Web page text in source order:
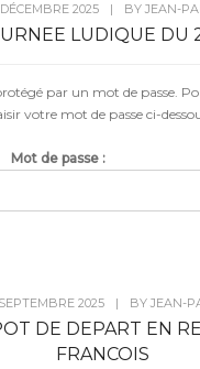
2025 | BY JEAN-
LUDIQUE DU
par un mot de passe.
votre mot de passe ci-
Mot de passe :
2025 | BY JEAN-
DE DEPART EN
FRANCOIS